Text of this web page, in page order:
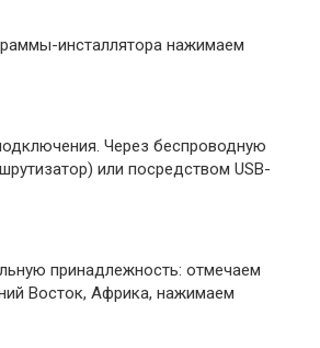
инсталлятора нажимаем
Через беспроводную
или посредством USB-
принадлежность: отмечаем
Восток, Африка, нажимаем